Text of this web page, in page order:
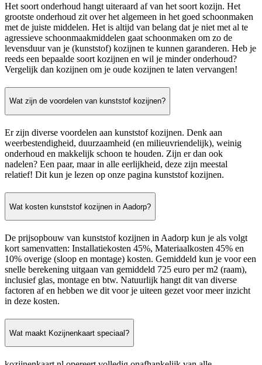
Het soort onderhoud hangt uiteraard af van het soort kozijn. Het
grootste onderhoud zit over het algemeen in het goed schoonmaken
met de juiste middelen. Het is altijd van belang dat je niet met al te
agressieve schoonmaakmiddelen gaat schoonmaken om zo de
levensduur van je (kunststof) kozijnen te kunnen garanderen. Heb je
reeds een bepaalde soort kozijnen en wil je minder onderhoud?
Vergelijk dan kozijnen om je oude kozijnen te laten vervangen!
Wat zijn de voordelen van kunststof kozijnen?
Er zijn diverse voordelen aan kunststof kozijnen. Denk aan
weerbestendigheid, duurzaamheid (en milieuvriendelijk), weinig
onderhoud en makkelijk schoon te houden. Zijn er dan ook
nadelen? Een paar, maar in alle eerlijkheid, deze zijn meestal
relatief! Dit kun je lezen op onze pagina kunststof kozijnen.
Wat kosten kunststof kozijnen in Aadorp?
De prijsopbouw van kunststof kozijnen in Aadorp kun je als volgt
kort samenvatten: Installatiekosten 45%, Materiaalkosten 45% en
10% overige (sloop en montage) kosten. Gemiddeld kun je voor een
snelle berekening uitgaan van gemiddeld 725 euro per m2 (raam),
inclusief glas, montage en btw. Natuurlijk hangt dit van diverse
factoren af en hebben we dit voor je uiteen gezet voor meer inzicht
in deze kosten.
Wat maakt Kozijnenkaart speciaal?